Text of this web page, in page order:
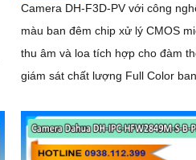
Camera DH-F3D-PV với công
màu ban đêm chip xử lý CMOS
thu âm và loa tích hợp cho đàm
giám sát chất lượng Full Color ban
khe cắm thẻ nhớ Micro SD 256GB
công nghệ IP Wifi kết nối dễ dàng